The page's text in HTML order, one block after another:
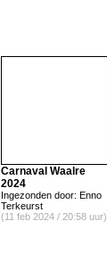
Carnaval Waalre
2024
Ingezonden door: Enno
Terkeurst
(11 feb 2024 / 20:58 uur)